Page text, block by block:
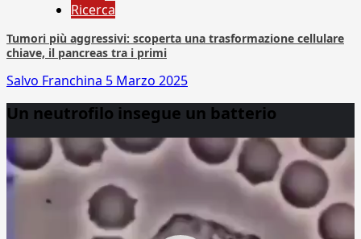
Ricerca
Tumori più aggressivi: scoperta una trasformazione cellulare
chiave, il pancreas tra i primi
Salvo Franchina 5 Marzo 2025
Un neutrofilo insegue un batterio
Player